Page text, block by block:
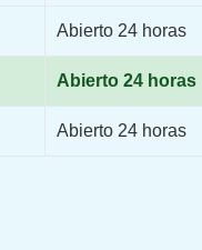
Abierto 24 horas
Abierto 24 horas
Abierto 24 horas